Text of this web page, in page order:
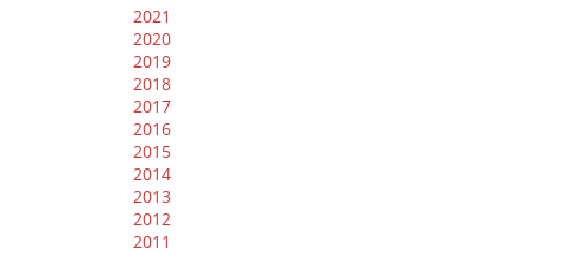
2021
2020
2019
2018
2017
2016
2015
2014
2013
2012
2011